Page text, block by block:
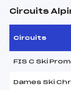
Circuits
Circuits
FIS C Ski
Dames Ski